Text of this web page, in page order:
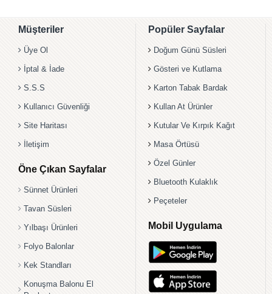
Müşteriler
Üye Ol
İptal & İade
S.S.S
Kullanıcı Güvenliği
Site Haritası
İletişim
Öne Çıkan Sayfalar
Sünnet Ürünleri
Tavan Süsleri
Yılbaşı Ürünleri
Folyo Balonlar
Kek Standları
Konuşma Balonu El
Popüler Sayfalar
Doğum Günü Süsleri
Gösteri ve Kutlama
Karton Tabak Bardak
Kullan At Ürünler
Kutular Ve Kırpık Kağıt
Masa Örtüsü
Özel Günler
Bluetooth Kulaklık
Peçeteler
Mobil Uygulama